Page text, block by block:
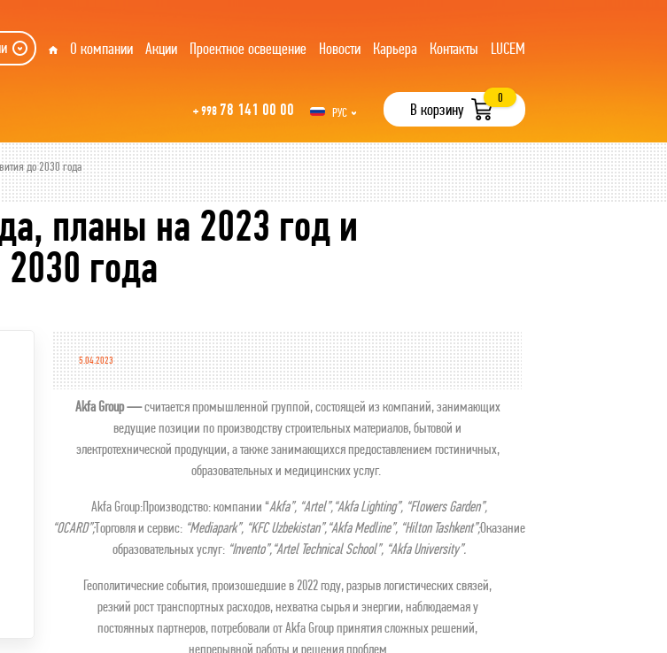
О компании Акции Проектное освещение Новости Карьера Контакты LUCEM
+ 998 78 141 00 00
РУС
В корзину
0
до 2030 года
планы на 2023 год и
года
5.04.2023
Akfa Group — считается промышленной группой, состоящей из компаний, занимающих
ведущие позиции по производству строительных материалов, бытовой и
электротехнической продукции, а также занимающихся предоставлением гостиничных,
образовательных и медицинских услуг.
Akfa Group:Производство: компании “Akfa”, “Artel”,“Akfa Lighting”, “Flowers Garden”,
“OCARD”;Торговля и сервис: “Mediapark”, “KFC Uzbekistan”,“Akfa Medline”, “Hilton Tashkent”;Оказание
образовательных услуг:“Invento”,“Artel Technical School”, “Akfa University”.
Геополитические события, произошедшие в 2022 году, разрыв логистических связей,
резкий рост транспортных расходов, нехватка сырья и энергии, наблюдаемая у
постоянных партнеров, потребовали от Akfa Group принятия сложных решений,
непрерывной работы и решения проблем.